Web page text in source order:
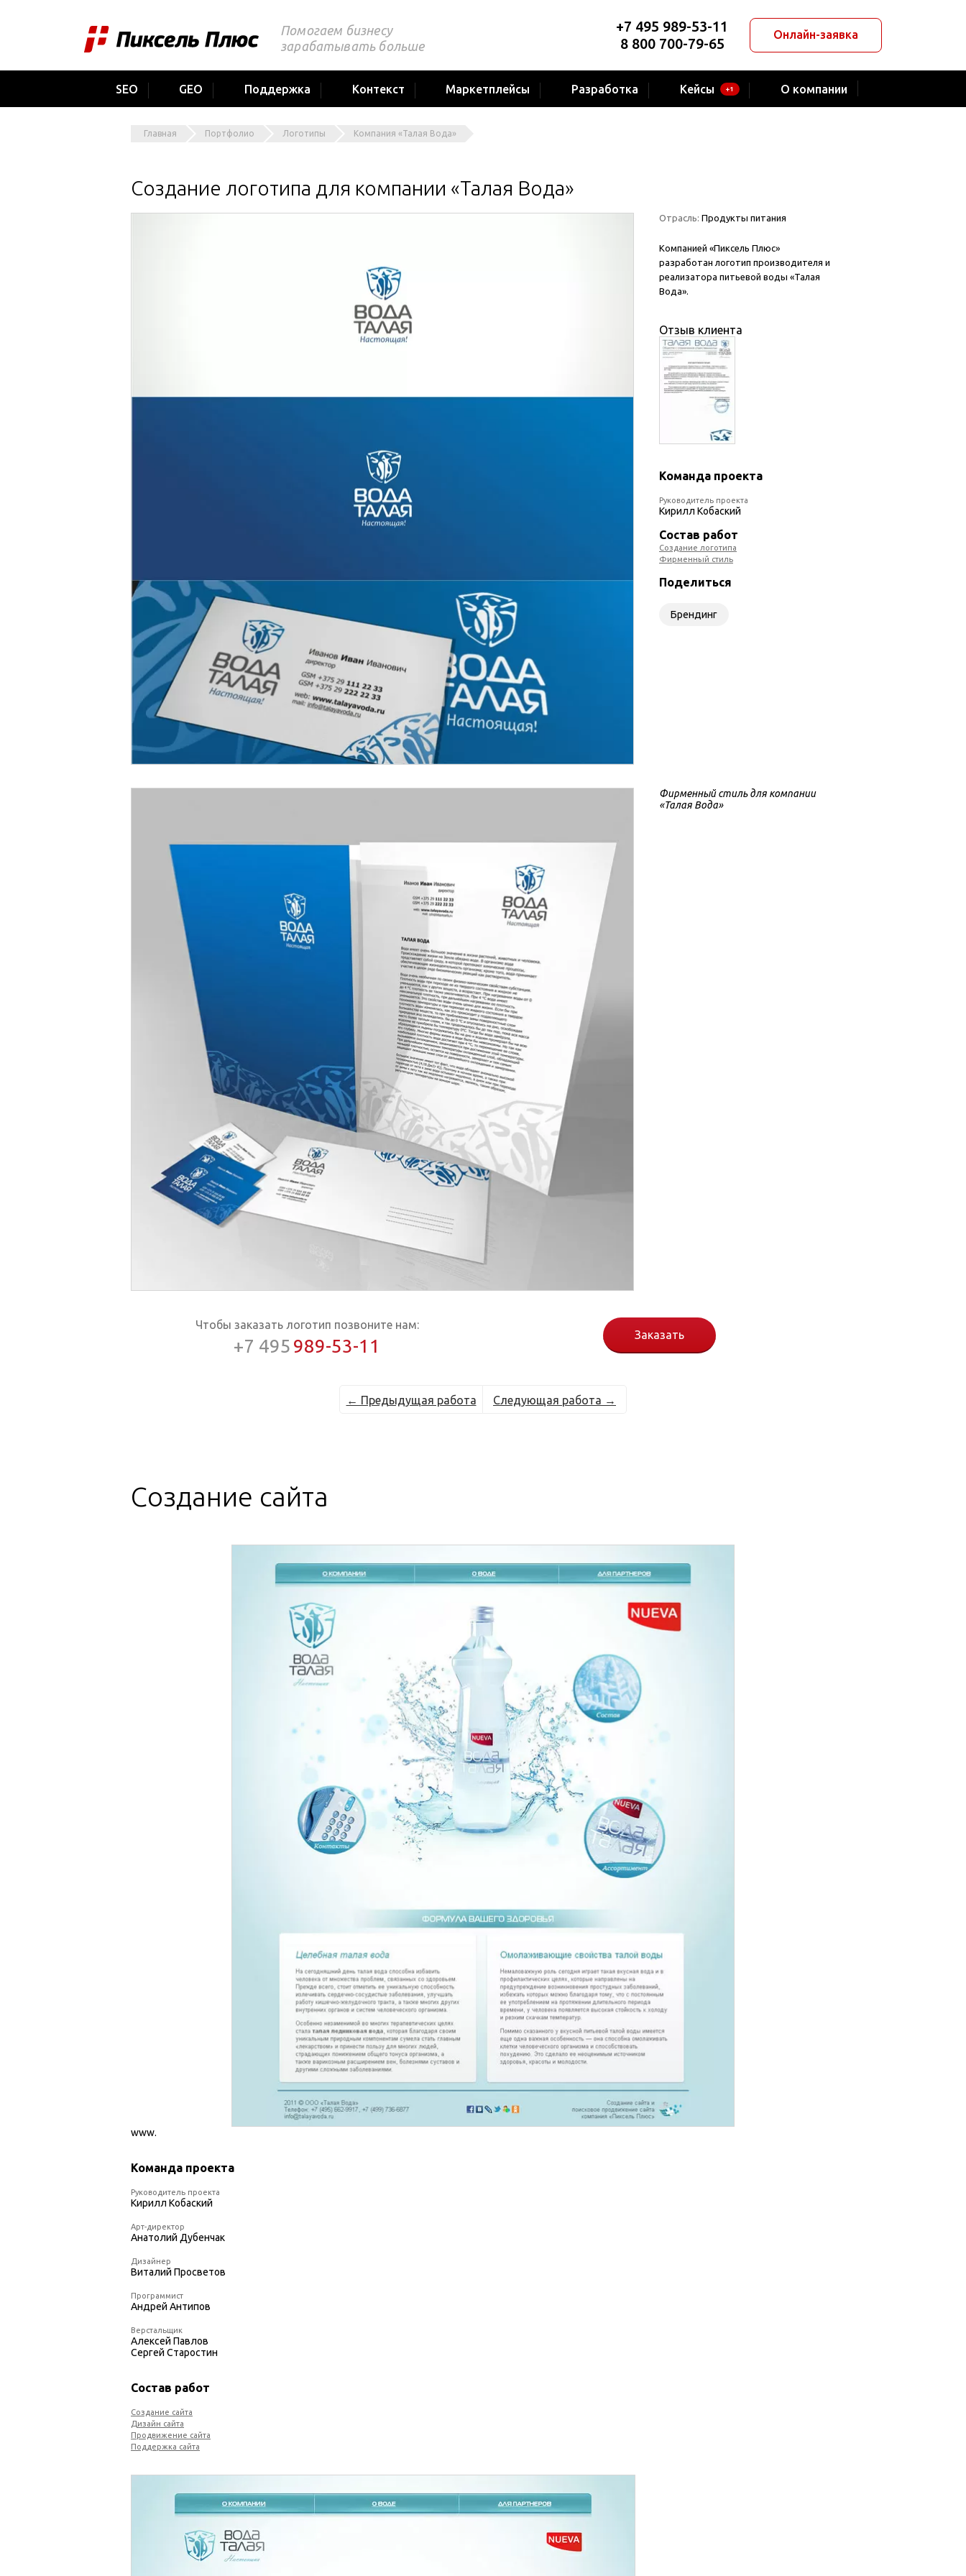
Помогаем бизнесу
зарабатывать больше
+7 495 989-53-11
8 800 700-79-65
Онлайн-заявка
SEO GEO Поддержка Контекст Маркетплейсы Разработка Кейсы +1 О компании
Главная Портфолио Логотипы Компания «Талая Вода»
Создание логотипа для компании «Талая Вода»
Отрасль: Продукты питания
Компанией «Пиксель Плюс»
разработан логотип производителя и
реализатора питьевой воды «Талая
Вода».
Отзыв клиента
Команда проекта
Руководитель проекта
Кирилл Кобаский
Состав работ
Создание логотипа
Фирменный стиль
Поделиться
Брендинг
Фирменный стиль для компании
«Талая Вода»
Чтобы заказать логотип позвоните нам:
+7 495 989-53-11
Заказать
← Предыдущая работа Следующая работа →
Создание сайта
www.
Команда проекта
Руководитель проекта
Кирилл Кобаский
Арт-директор
Анатолий Дубенчак
Дизайнер
Виталий Просветов
Программист
Андрей Антипов
Верстальщик
Алексей Павлов
Сергей Старостин
Состав работ
Создание сайта
Дизайн сайта
Продвижение сайта
Поддержка сайта